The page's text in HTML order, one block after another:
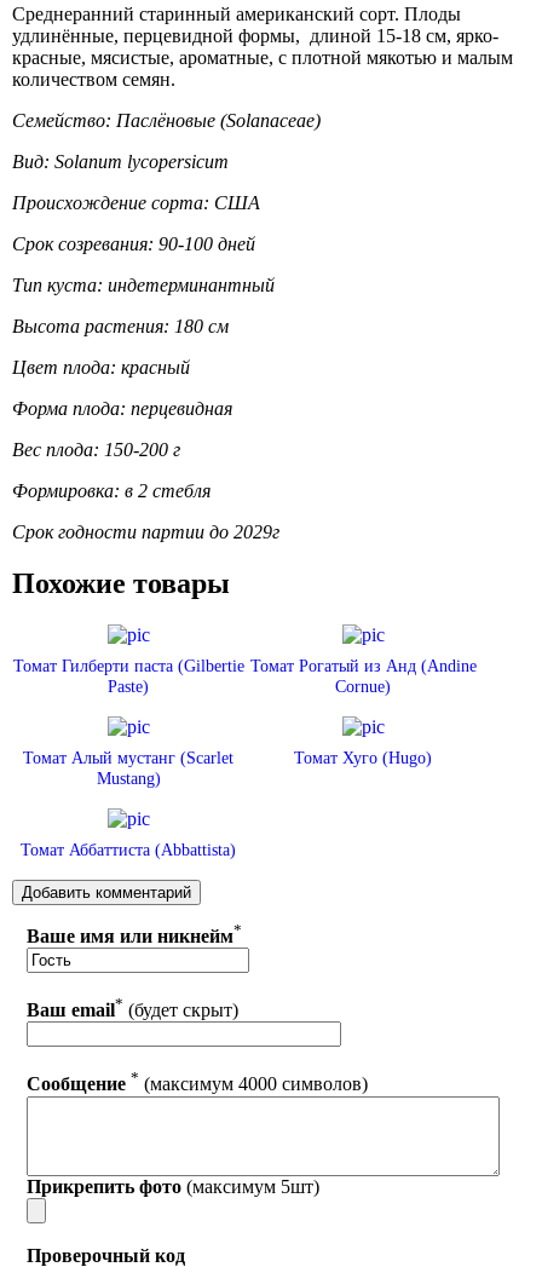
Среднеранний старинный американский сорт. Плоды
удлинённые, перцевидной формы, длиной 15-18 см, ярко-
красные, мясистые, ароматные, с плотной мякотью и малым
количеством семян.
Семейство: Паслёновые (Solanaceae)
Вид: Solanum lycopersicum
Происхождение сорта: США
Срок созревания: 90-100 дней
Тип куста: индетерминантный
Высота растения: 180 см
Цвет плода: красный
Форма плода: перцевидная
Вес плода: 150-200 г
Формировка: в 2 стебля
Срок годности партии до 2029г
Похожие товары
Томат Гилберти паста (Gilbertie
Paste)
Томат Рогатый из Анд (Andine
Cornue)
Томат Алый мустанг (Scarlet
Mustang)
Томат Хуго (Hugo)
Томат Аббаттиста (Abbattista)
Ваше имя или никнейм*
Ваш email* (будет скрыт)
Сообщение * (максимум 4000 символов)
Прикрепить фото (максимум 5шт)
Проверочный код